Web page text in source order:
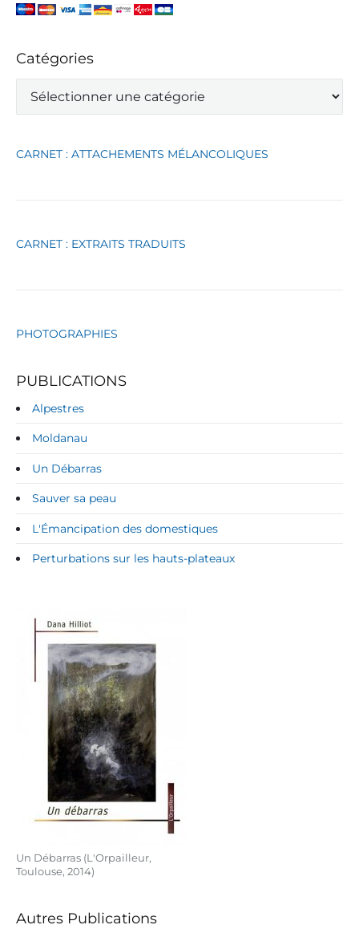
Catégories
t
o
CARNET : ATTACHEMENTS MÉLANCOLIQUES
CARNET : EXTRAITS TRADUITS
PHOTOGRAPHIES
PUBLICATIONS
Alpestres
Moldanau
Un Débarras
Sauver sa peau
L'Émancipation des domestiques
Perturbations sur les hauts-plateaux
Un Débarras (L'Orpailleur,
Toulouse, 2014)
Autres Publications